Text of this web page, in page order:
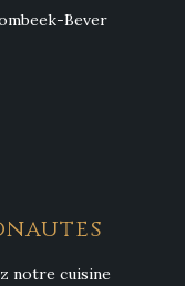
Bever
notre cuisine